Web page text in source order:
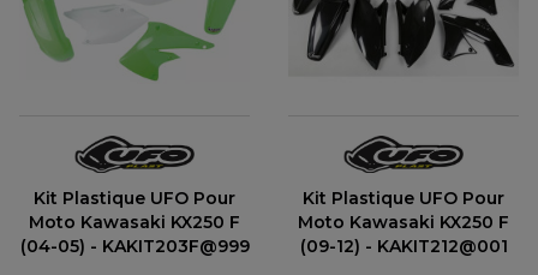
Kit Plastique UFO Pour
Moto Kawasaki KX250 F
(04-05) - KAKIT203F@999
Kit Plastique UFO Pour
Moto Kawasaki KX250 F
(09-12) - KAKIT212@001